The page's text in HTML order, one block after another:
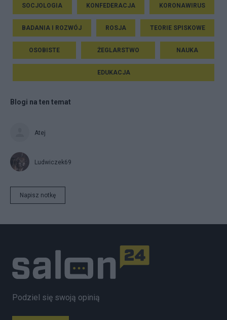
SOCJOLOGIA KONFEDERACJA KORONAWIRUS
BADANIA I ROZWÓJ ROSJA TEORIE SPISKOWE
OSOBISTE ŻEGLARSTWO NAUKA
EDUKACJA
Blogi na ten temat
Atej
Ludwiczek69
Napisz notkę
Podziel się swoją opinią